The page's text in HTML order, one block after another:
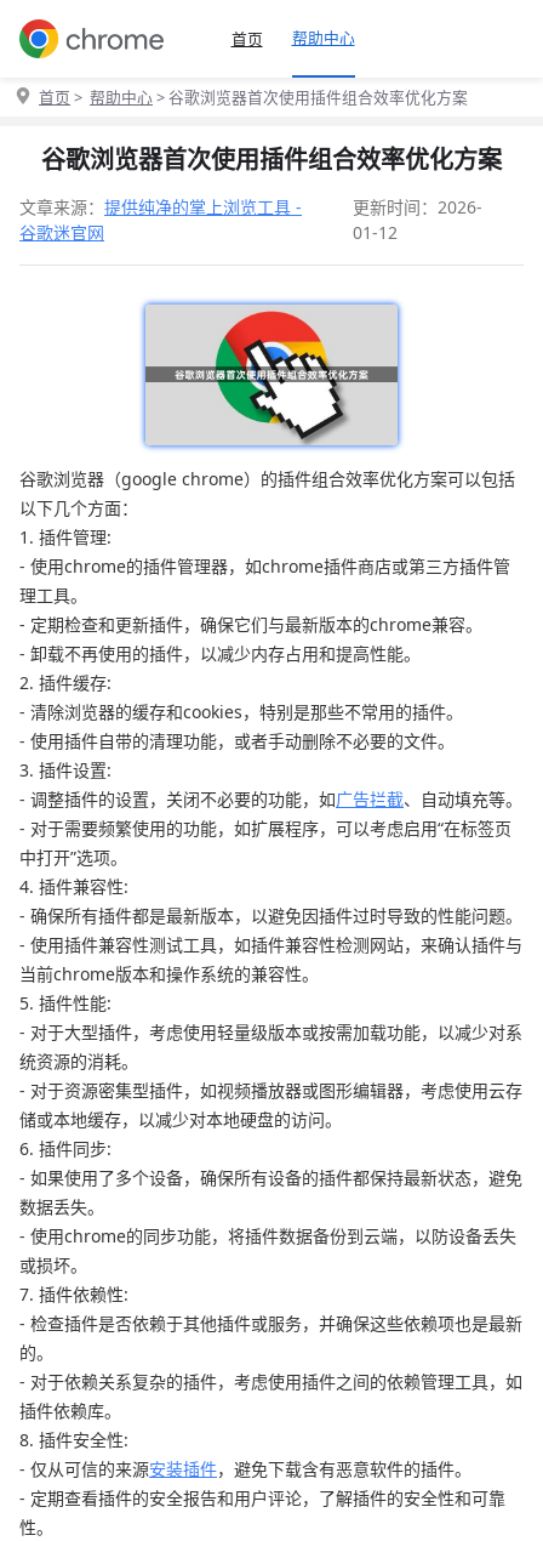
首页 帮助中心
首页 > 帮助中心> 谷歌浏览器首次使用插件组合效率优化方案
谷歌浏览器首次使用插件组合效率优化方案
文章来源： 提供纯净的掌上浏览工具 -
谷歌迷官网
更新时间：2026-
01-12
谷歌浏览器（google chrome）的插件组合效率优化方案可以包括
以下几个方面：
1. 插件管理:
- 使用chrome的插件管理器，如chrome插件商店或第三方插件管
理工具。
- 定期检查和更新插件，确保它们与最新版本的chrome兼容。
- 卸载不再使用的插件，以减少内存占用和提高性能。
2. 插件缓存:
- 清除浏览器的缓存和cookies，特别是那些不常用的插件。
- 使用插件自带的清理功能，或者手动删除不必要的文件。
3. 插件设置:
- 调整插件的设置，关闭不必要的功能，如广告拦截、自动填充等。
- 对于需要频繁使用的功能，如扩展程序，可以考虑启用“在标签页
中打开”选项。
4. 插件兼容性:
- 确保所有插件都是最新版本，以避免因插件过时导致的性能问题。
- 使用插件兼容性测试工具，如插件兼容性检测网站，来确认插件与
当前chrome版本和操作系统的兼容性。
5. 插件性能:
- 对于大型插件，考虑使用轻量级版本或按需加载功能，以减少对系
统资源的消耗。
- 对于资源密集型插件，如视频播放器或图形编辑器，考虑使用云存
储或本地缓存，以减少对本地硬盘的访问。
6. 插件同步:
- 如果使用了多个设备，确保所有设备的插件都保持最新状态，避免
数据丢失。
- 使用chrome的同步功能，将插件数据备份到云端，以防设备丢失
或损坏。
7. 插件依赖性:
- 检查插件是否依赖于其他插件或服务，并确保这些依赖项也是最新
的。
- 对于依赖关系复杂的插件，考虑使用插件之间的依赖管理工具，如
插件依赖库。
8. 插件安全性:
- 仅从可信的来源安装插件，避免下载含有恶意软件的插件。
- 定期查看插件的安全报告和用户评论，了解插件的安全性和可靠
性。